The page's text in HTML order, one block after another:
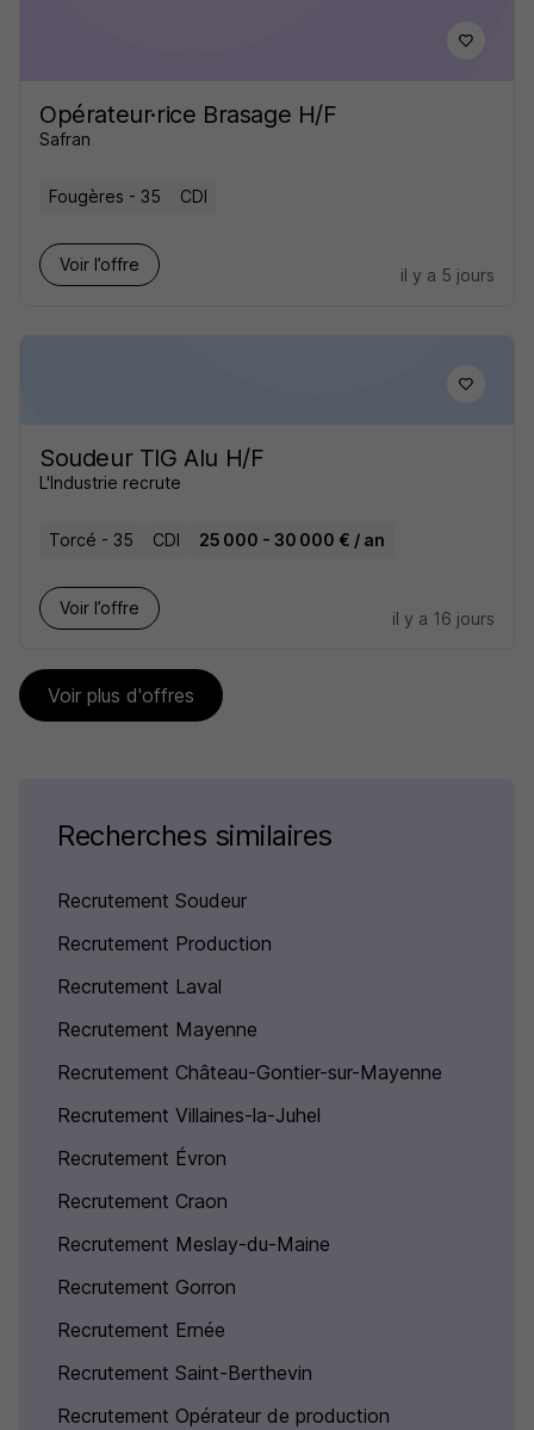
Opérateur·rice Brasage H/F
Safran
Fougères - 35 CDI
Voir l’offre
il y a 5 jours
Soudeur TIG Alu H/F
L'Industrie recrute
Torcé - 35 CDI 25 000 - 30 000 € / an
Voir l’offre
il y a 16 jours
Voir plus d'offres
Recherches similaires
Recrutement Soudeur
Recrutement Production
Recrutement Laval
Recrutement Mayenne
Recrutement Château-Gontier-sur-Mayenne
Recrutement Villaines-la-Juhel
Recrutement Évron
Recrutement Craon
Recrutement Meslay-du-Maine
Recrutement Gorron
Recrutement Ernée
Recrutement Saint-Berthevin
Recrutement Opérateur de production